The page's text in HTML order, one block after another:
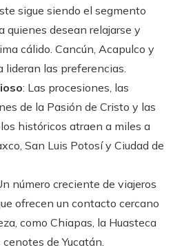
sigue siendo el segmento
quienes desean relajarse y
cálido. Cancún, Acapulco y
lideran las preferencias.
: Las procesiones, las
de la Pasión de Cristo y las
históricos atraen a miles a
San Luis Potosí y Ciudad de
número creciente de viajeros
ofrecen un contacto cercano
como Chiapas, la Huasteca
de Yucatán.